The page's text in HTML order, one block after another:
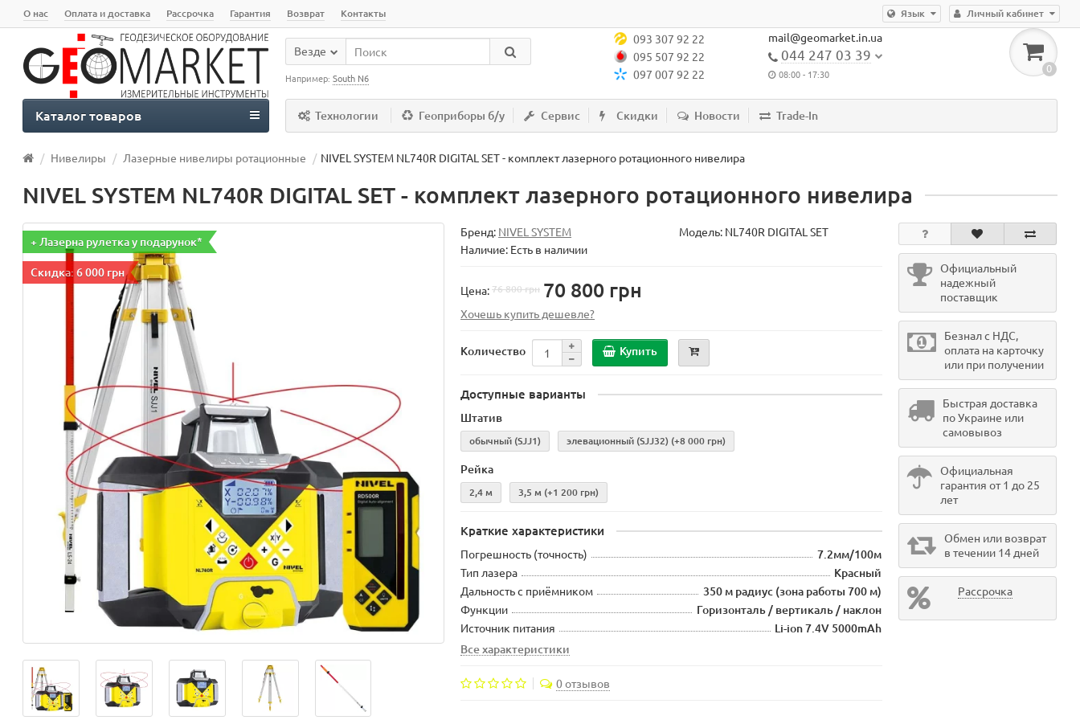
Личный кабинет
Язык
О нас Оплата и доставка Рассрочка Гарантия Возврат Контакты
Везде
Например:South N6
093 307 92 22
095 507 92 22
097 007 92 22
mail@geomarket.in.ua
044 247 03 39
08:00 - 17:30 0
Технологии Геоприборы б/у Сервис Скидки Новости Trade-In
Каталог товаров
Нивелиры Лазерные нивелиры ротационные NIVEL SYSTEM NL740R DIGITAL SET - комплект лазерного ротационного нивелира
NIVEL SYSTEM NL740R DIGITAL SET - комплект лазерного ротационного нивелира
+ Лазерна рулетка у подарунок*
Скидка: 6 000 грн
Бренд: NIVEL SYSTEM Модель: NL740R DIGITAL SET
Наличие: Есть в наличии
Цена:76 800 грн 70 800 грн
Хочешь купить дешевле?
Количество Купить
Доступные варианты
Штатив
обычный (SJJ1) элевационный (SJJ32) (+8 000 грн)
Рейка
2,4 м 3,5 м (+1 200 грн)
Краткие характеристики
Погрешность (точность) 7.2мм/100м
Тип лазера Красный
Дальность с приёмником 350 м радиус (зона работы 700 м)
Функции Горизонталь / вертикаль / наклон
Источник питания
Li-ion 7.4V 5000mAh
Все характеристики
0 отзывов
Официальный
надежный
поставщик
Безнал с НДС,
оплата на карточку
или при получении
Быстрая доставка
по Украине или
самовывоз
Официальная
гарантия от 1 до 25
лет
Обмен или возврат
в течении 14 дней
Рассрочка